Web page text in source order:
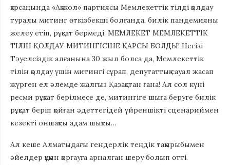
қарсаңында «Ақ жол» партиясы Мемлекеттік тілді қолдау
туралы митинг өткізбекші болғанда, билік пандемияны
желеу етіп, рұқсат бермеді. МЕМЛЕКЕТ МЕМЛЕКЕТТІК
ТІЛІН ҚОЛДАУ МИТИНГІСІНЕ ҚАРСЫ БОЛДЫ! Негізі
Тәуелсіздік алғанына 30 жыл болса да, Мемлекеттік
тілін қолдау үшін митингі сұрап, депутаттық сауал жасап
жүрген ел әлемде жалғыз Қазақстан ғана! Ал сол күні
ресми рұқсат берілмесе де, митингіге шыға беруге билік
рұқсат беріп қойған әдеттегідей үйреншікті сценариймен
кезекті оншақты адам шықты…
Ал кеше Алматыдағы гендерлік теңдік тақырыбымен
әйелдер құқын қорғауға арналған шеру болып өтті.